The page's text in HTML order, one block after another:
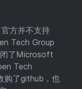
方并不支持
Tech Group
闭了Microsoft
Tech
购了github，也